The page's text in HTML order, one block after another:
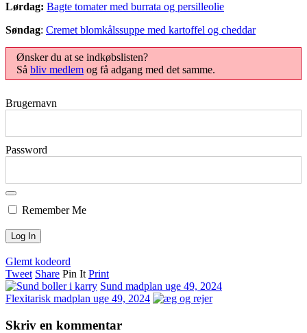
Lørdag: Bagte tomater med burrata og persilleolie
Søndag: Cremet blomkålssuppe med kartoffel og cheddar
Ønsker du at se indkøbslisten?
Så bliv medlem og få adgang med det samme.
Brugernavn
Password
Remember Me
Glemt kodeord
Tweet Share Pin It Print
Sund madplan uge 49, 2024
Flexitarisk madplan uge 49, 2024
Skriv en kommentar